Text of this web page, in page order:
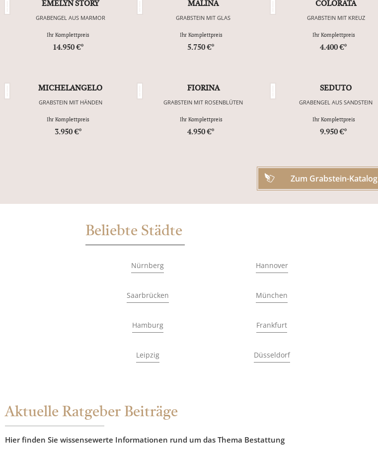
EMELYN STORY
GRABENGEL AUS MARMOR
Ihr Komplettpreis
14.950 €*
MALINA
GRABSTEIN MIT GLAS
Ihr Komplettpreis
5.750 €*
COLORATA
GRABSTEIN MIT KREUZ
Ihr Komplettpreis
4.400 €*
MICHELANGELO
GRABSTEIN MIT HÄNDEN
Ihr Komplettpreis
3.950 €*
FIORINA
GRABSTEIN MIT ROSENBLÜTEN
Ihr Komplettpreis
4.950 €*
SEDUTO
GRABENGEL AUS SANDSTEIN
Ihr Komplettpreis
9.950 €*
Zum Grabstein-Katalog
Beliebte Städte
Nürnberg Hannover
Saarbrücken München
Hamburg Frankfurt
Leipzig Düsseldorf
Aktuelle Ratgeber Beiträge
Hier finden Sie wissensewerte Informationen rund um das Thema Bestattung